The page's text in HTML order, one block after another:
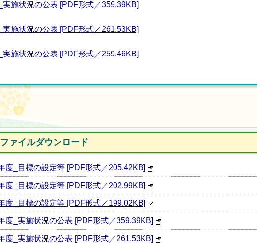
実施状況の公表 [PDF形式／359.39KB]
実施状況の公表 [PDF形式／261.53KB]
実施状況の公表 [PDF形式／259.46KB]
ァイルダウンロード
度_目標の設定等 [PDF形式／205.42KB]
度_目標の設定等 [PDF形式／202.99KB]
度_目標の設定等 [PDF形式／199.02KB]
度_実施状況の公表 [PDF形式／359.39KB]
度_実施状況の公表 [PDF形式／261.53KB]